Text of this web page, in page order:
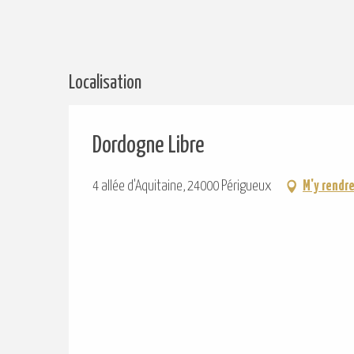
Localisation
Dordogne Libre
4 allée d'Aquitaine, 24000 Périgueux M'y rendre